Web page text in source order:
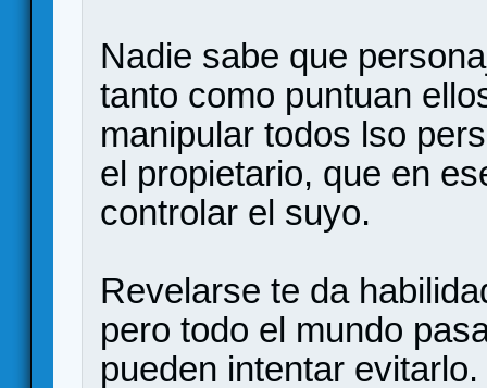
Nadie sabe que
tanto como puntuan
manipular todos lso
el propietario, que en
controlar el suyo.
Revelarse te da
pero todo el mundo
pueden intentar evitarlo.